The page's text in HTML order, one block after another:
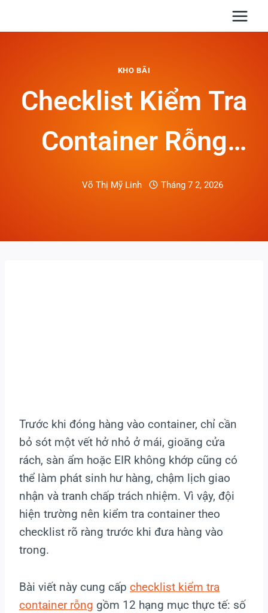
KHO BÃI
Checklist Kiểm Tra
Container Rỗng
Trước Khi Đóng
Võ Thị Mỹ Linh Tháng 7 2, 2026
Trước khi đóng hàng vào container, chỉ cần
bỏ sót một vết hở nhỏ ở mái, gioăng cửa
rách, sàn ẩm hoặc EIR không khớp cũng có
thể làm phát sinh hư hàng, chậm lịch giao
nhận và tranh chấp trách nhiệm. Vì vậy, đội
hiện trường nên kiểm tra container theo
checklist rõ ràng trước khi đưa hàng vào
trong.
Bài viết này cung cấp checklist kiểm tra
container rỗng gồm 12 hạng mục thực tế: số